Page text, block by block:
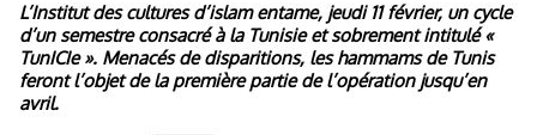
L’Institut des cultures d’islam entame, jeudi 11 février, un cycle
d’un semestre consacré à la Tunisie et sobrement intitulé «
TunICIe ». Menacés de disparitions, les hammams de Tunis
feront l’objet de la première partie de l’opération jusqu’en
avril.